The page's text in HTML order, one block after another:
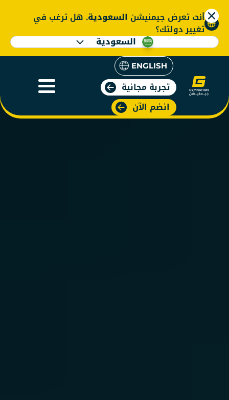
ENGLISH
تجربة مجانية
انضم الآن
أنت تعرض جيمنيشن السعودية. هل ترغب في
تغيير دولتك؟
السعودية